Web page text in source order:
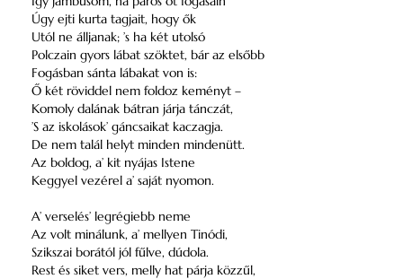
Úgy ejti kurta tagjait, hogy ők
Utól ne álljanak; ’s ha két utolsó
Polczain gyors lábat szöktet, bár az elsőbb
Fogásban sánta lábakat von is:
Ő két röviddel nem foldoz keményt –
Komoly dalának bátran járja tánczát,
’S az iskolások’ gáncsaikat kaczagja.
De nem talál helyt minden mindenütt.
Az boldog, a’ kit nyájas Istene
Keggyel vezérel a’ saját nyomon.
A’ verselés’ legrégiebb neme
Az volt minálunk, a’ mellyen Tinódi,
Szikszai borától jól fűlve, dúdola.
Rest és siket vers, melly hat párja közzűl,